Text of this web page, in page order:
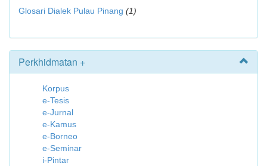
Glosari Dialek Pulau Pinang (1)
Perkhidmatan +
Korpus
e-Tesis
e-Jurnal
e-Kamus
e-Borneo
e-Seminar
i-Pintar